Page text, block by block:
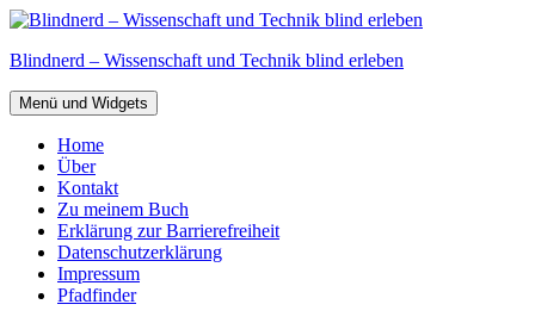
Zum
springen
Blindnerd – Wissenschaft und Technik blind erleben
Menü und Widgets
Home
Über
Kontakt
Zu meinem Buch
Erklärung zur Barrierefreiheit
Datenschutzerklärung
Impressum
Pfadfinder